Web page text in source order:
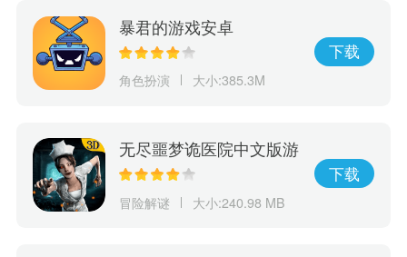
暴君的游戏安卓
角色扮演 大小:385.3M
下载
无尽噩梦诡医院中文版游
戏
冒险解谜 大小:240.98 MB
下载